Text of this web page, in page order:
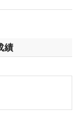
ャー「日本女子
目指していた
ったという。
績